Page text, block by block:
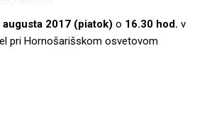
augusta 2017 (piatok) o 16.30 hod. v
pri Hornošarišskom osvetovom